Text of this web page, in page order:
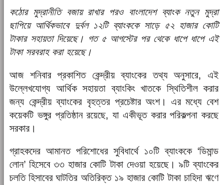
কঠোর মুদ্রানীতি বজায় রাখার পরও বাংলাদেশ ব্যাংক নতুন মুদ্রা
ছাপিয়ে আর্থিকভাবে দুর্বল ১২টি ব্যাংককে সাড়ে ৫২ হাজার কোটি
টাকার সহায়তা দিয়েছে। গত ৫ আগস্টের পর থেকে ধাপে ধাপে এই
টাকা সরবরাহ করা হয়েছে।
আজ শনিবার প্রকাশিত কেন্দ্রীয় ব্যাংকের তথ্য অনুসারে, এই
উল্লেখযোগ্য আর্থিক সহায়তা ব্যাংকিং খাতকে স্থিতিশীল করার
জন্য কেন্দ্রীয় ব্যাংকের বৃহত্তর প্রচেষ্টার অংশ। এর মধ্যে বেশ
কয়েকটি ভঙ্গুর প্রতিষ্ঠান রয়েছে, যা একীভূত করার পরিকল্পনা করছে
সরকার।
গ্রাহকদের আমানত পরিশোধের সুবিধার্থে ১০টি ব্যাংককে ‘ডিমান্ড
লোন’ হিসেবে ৩৩ হাজার কোটি টাকা দেওয়া হয়েছে। ৯টি ব্যাংকের
চলতি হিসাবের ঘাটতির অতিরিক্ত ১৯ হাজার কোটি টাকা চাহিদা ঋণে